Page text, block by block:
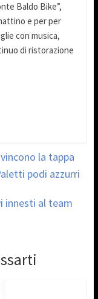
Baldo Bike”,
e per per
con musica,
di ristorazione
la tappa
podi azzurri
innesti al team